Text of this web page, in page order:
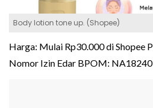
Body lotion tone up. (Shopee)
Harga: Mulai Rp30.000 di Shopee
Nomor Izin Edar BPOM: